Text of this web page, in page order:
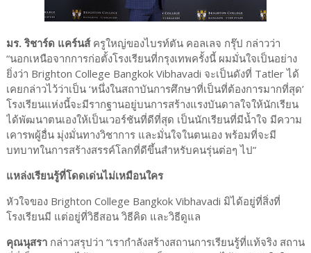
มร. ริชาร์ด แคร์นส์ครูใหญ่ของไบรท์ตัน คอลเลจ กรุ๊ป กล่าวว่า
“นอกเหนือจากการก่อตั้งโรงเรียนที่กรุงเทพครั้งนี้ ผมมั่นใจเป็นอย่าง
ยิ่งว่า Brighton College Bangkok Vibhavadi จะเป็นดังที่ Tatler ได้
เคยกล่าวไว้ว่าเป็น ‘หนึ่งในสถาบันการศึกษาที่เป็นที่ต้องการมากที่สุด’
โรงเรียนแห่งนี้จะมีรากฐานอยู่บนการสร้างแรงบันดาลใจให้นักเรียน
ได้พัฒนาตนเองให้เป็นเวอร์ชันที่ดีที่สุด เป็นนักเรียนที่มีน้ำใจ มีความ
เคารพผู้อื่น มุ่งมั่นทางวิชาการ และมั่นใจในตนเอง พร้อมที่จะมี
บทบาทในการสร้างสรรค์โลกที่ดีขึ้นสำหรับคนรุ่นต่อๆ ไป”
แหล่งเรียนรู้ที่โดดเด่นไม่เหมือนใคร
หัวใจของ Brighton College Bangkok Vibhavadi มิได้อยู่ที่สิ่งที่
โรงเรียนมี แต่อยู่ที่วิธีสอน วิธีคิด และวิธีดูแล
คุณนุสรากล่าวสรุปว่า “เรากำลังสร้างสถานการเรียนรู้ที่แท้จริง สถาน